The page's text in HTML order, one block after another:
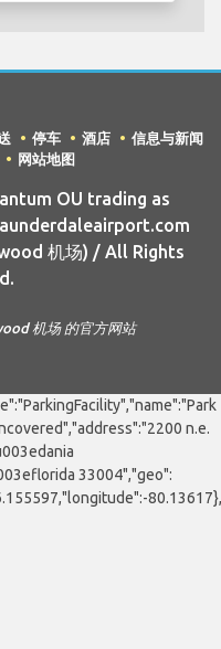
停车 酒店
信息与新闻
网站地图
OU trading as
机场) / All Rights
机场 的官方网站
n.e.
33004","geo":